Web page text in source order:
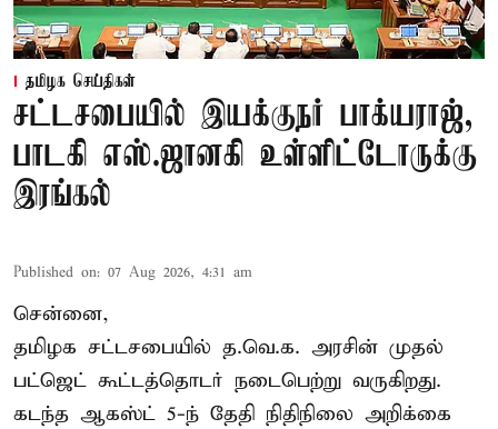
தமிழக செய்திகள்
சட்டசபையில் இயக்குநர் பாக்யராஜ்,
பாடகி எஸ்.ஜானகி உள்ளிட்டோருக்கு
இரங்கல்
Published on: 07 Aug 2026, 4:31 am
சென்னை,
தமிழக சட்டசபையில் த.வெ.க. அரசின் முதல்
பட்ஜெட் கூட்டத்தொடர் நடைபெற்று வருகிறது.
கடந்த ஆகஸ்ட் 5-ந் தேதி நிதிநிலை அறிக்கை